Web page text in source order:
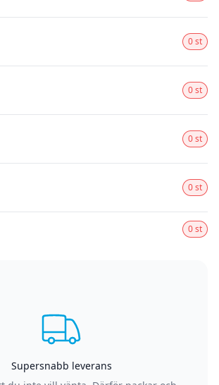
0 st
0 st
0 st
0 st
0 st
Supersnabb leverans